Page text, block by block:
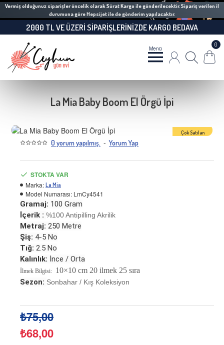
Vermiş olduğunuz siparişler öncelik olarak Sürat Kargo ile gönderilecektir. Sipariş verilen il
durumuna göre Hepsijet ile de gönderim yapılacaktır.
2000 TL VE ÜZERI SIPARIŞLERINIZDE KARGO BEDAVA
0
La Mia Baby Boom El Örgü İpi
Çok Satılan
-9 %
0 yorum yapılmış. - Yorum Yap
₺68,00
₺75,00
STOKTA VAR
Marka: La Mia
Model Numarası: LmCy4541
Gramaj: 100 Gram
İçerik : %100 Antipilling Akrilik
Metraj: 250 Metre
Şiş: 4-5 No
Tığ: 2.5 No
Kalınlık: İnce / Orta
İlmek Bilgisi: 10×10 cm 20 ilmek 25 sıra
Sezon: Sonbahar / Kış Koleksiyon